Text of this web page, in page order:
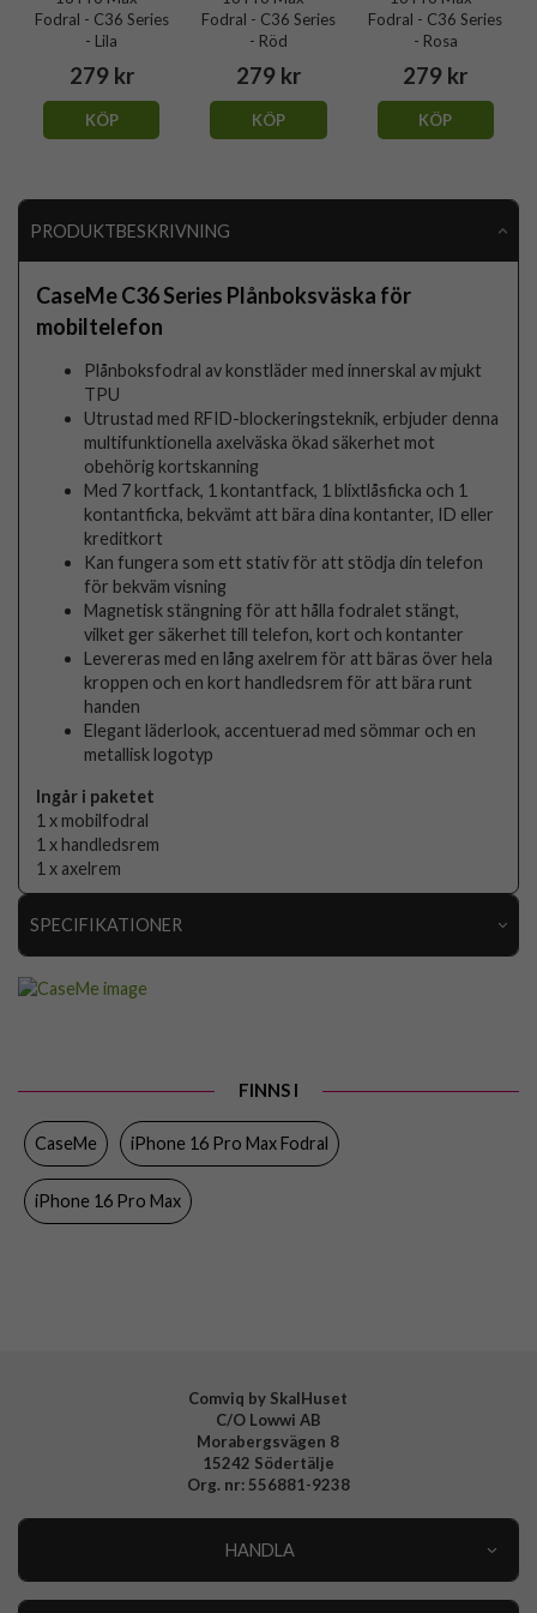
Fodral - C36 Series
- Lila
279 kr
KÖP
Fodral - C36 Series
- Röd
279 kr
KÖP
Fodral - C36 Series
- Rosa
279 kr
KÖP
PRODUKTBESKRIVNING
CaseMe C36 Series Plånboksväska för
mobiltelefon
Plånboksfodral av konstläder med innerskal av mjukt
TPU
Utrustad med RFID-blockeringsteknik, erbjuder denna
multifunktionella axelväska ökad säkerhet mot
obehörig kortskanning
Med 7 kortfack, 1 kontantfack, 1 blixtlåsficka och 1
kontantficka, bekvämt att bära dina kontanter, ID eller
kreditkort
Kan fungera som ett stativ för att stödja din telefon
för bekväm visning
Magnetisk stängning för att hålla fodralet stängt,
vilket ger säkerhet till telefon, kort och kontanter
Levereras med en lång axelrem för att bäras över hela
kroppen och en kort handledsrem för att bära runt
handen
Elegant läderlook, accentuerad med sömmar och en
metallisk logotyp
Ingår i paketet
1 x mobilfodral
1 x handledsrem
1 x axelrem
SPECIFIKATIONER
Dragkedja, Kortfack, RFID-skydd,
Färg
Material
FINNS I
CaseMe iPhone 16 Pro Max Fodral
iPhone 16 Pro Max
Comviq by SkalHuset
C/O Lowwi AB
Morabergsvägen 8
15242 Södertälje
Org. nr: 556881-9238
HANDLA